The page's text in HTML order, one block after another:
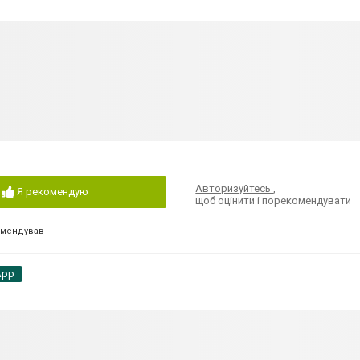
Я рекомендую Авторизуйтесь
щоб оцінити і порекомендувати